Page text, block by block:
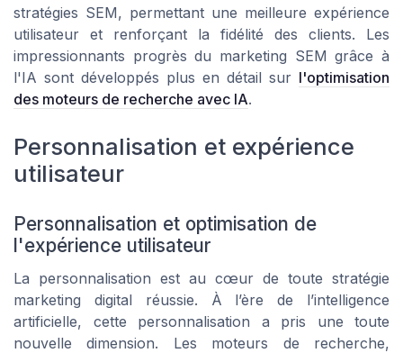
stratégies SEM, permettant une meilleure expérience
utilisateur et renforçant la fidélité des clients. Les
impressionnants progrès du marketing SEM grâce à
l'IA sont développés plus en détail sur l'optimisation
des moteurs de recherche avec IA.
Personnalisation et expérience
utilisateur
Personnalisation et optimisation de
l'expérience utilisateur
La personnalisation est au cœur de toute stratégie
marketing digital réussie. À l’ère de l’intelligence
artificielle, cette personnalisation a pris une toute
nouvelle dimension. Les moteurs de recherche,